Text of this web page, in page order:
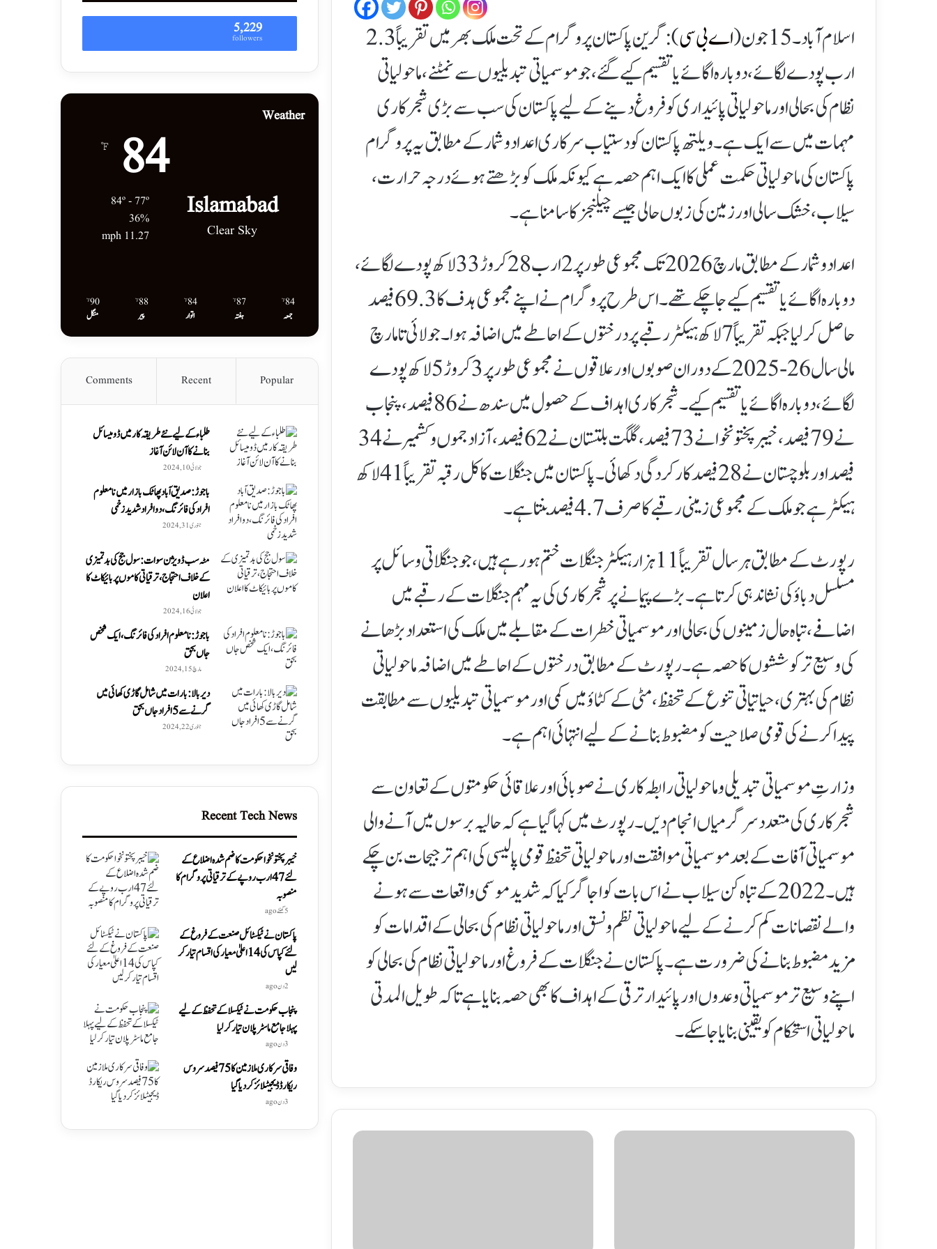
اسلام آباد۔15جون ( اے بی سی
):گرین پاکستان پروگرام کے تحت ملک بھر میں تقریباً 2.3
ارب پودے لگائے، دوبارہ اگائے یا تقسیم کیے گئے، جو موسمیاتی تبدیلیوں سے نمٹنے، ماحولیاتی
نظام کی بحالی اور ماحولیاتی پائیداری کو فروغ دینے کے لیے پاکستان کی سب سے بڑی شجرکاری
مہمات میں سے ایک ہے۔ویلتھ پاکستان کو دستیاب سرکاری اعداد و شمار کے مطابق یہ پروگرام
پاکستان کی ماحولیاتی حکمت عملی کا ایک اہم حصہ ہے کیونکہ ملک کو بڑھتے ہوئے درجہ حرارت،
سیلاب، خشک سالی اور زمین کی زبوں حالی جیسے چیلنجز کا سامنا ہے۔
اعداد و شمار کے مطابق مارچ 2026 تک مجموعی طور پر 2 ارب 28 کروڑ 33 لاکھ پودے لگائے،
دوبارہ اگائے یا تقسیم کیے جا چکے تھے۔ اس طرح پروگرام نے اپنے مجموعی ہدف کا 69.3 فیصد
حاصل کر لیا جبکہ تقریباً 7 لاکھ ہیکٹر رقبے پر درختوں کے احاطے میں اضافہ ہوا۔جولائی تا مارچ
مالی سال 26-2025 کے دوران صوبوں اور علاقوں نے مجموعی طور پر 3 کروڑ 5 لاکھ پودے
لگائے، دوبارہ اگائے یا تقسیم کیے۔ شجرکاری اہداف کے حصول میں سندھ نے 86 فیصد، پنجاب
نے 79 فیصد، خیبر پختونخوا نے 73 فیصد، گلگت بلتستان نے 62 فیصد، آزاد جموں و کشمیر نے 34
فیصد اور بلوچستان نے 28 فیصد کارکردگی دکھائی۔پاکستان میں جنگلات کا کل رقبہ تقریباً 41 لاکھ
ہیکٹر ہے جو ملک کے مجموعی زمینی رقبے کا صرف 4.7 فیصد بنتا ہے۔
رپورٹ کے مطابق ہر سال تقریباً 11 ہزار ہیکٹر جنگلات ختم ہو رہے ہیں، جو جنگلاتی وسائل پر
مسلسل دباؤ کی نشاندہی کرتا ہے۔بڑے پیمانے پر شجرکاری کی یہ مہم جنگلات کے رقبے میں
اضافے، تباہ حال زمینوں کی بحالی اور موسمیاتی خطرات کے مقابلے میں ملک کی استعداد بڑھانے
کی وسیع تر کوششوں کا حصہ ہے۔رپورٹ کے مطابق درختوں کے احاطے میں اضافہ ماحولیاتی
نظام کی بہتری، حیاتیاتی تنوع کے تحفظ، مٹی کے کٹاؤ میں کمی اور موسمیاتی تبدیلیوں سے مطابقت
پیدا کرنے کی قومی صلاحیت کو مضبوط بنانے کے لیے انتہائی اہم ہے۔
وزارتِ موسمیاتی تبدیلی و ماحولیاتی رابطہ کاری نے صوبائی اور علاقائی حکومتوں کے تعاون سے
شجرکاری کی متعدد سرگرمیاں انجام دیں۔رپورٹ میں کہا گیا ہے کہ حالیہ برسوں میں آنے والی
موسمیاتی آفات کے بعد موسمیاتی موافقت اور ماحولیاتی تحفظ قومی پالیسی کی اہم ترجیحات بن چکے
ہیں۔ 2022 کے تباہ کن سیلاب نے اس بات کو اجاگر کیا کہ شدید موسمی واقعات سے ہونے
والے نقصانات کم کرنے کے لیے ماحولیاتی نظم و نسق اور ماحولیاتی نظام کی بحالی کے اقدامات کو
مزید مضبوط بنانے کی ضرورت ہے۔پاکستان نے جنگلات کے فروغ اور ماحولیاتی نظام کی بحالی کو
اپنے وسیع تر موسمیاتی وعدوں اور پائیدار ترقی کے اہداف کا بھی حصہ بنایا ہے تاکہ طویل المدتی
ماحولیاتی استحکام کو یقینی بنایا جا سکے۔
5,229
followers
Weather
Islamabad
Clear Sky
84
℉
84º - 77º
36%
11.27 mph
84
℉
جمعہ
87
℉
ہفتہ
84
℉
اتوار
88
℉
پیر
90
℉
منگل
Popular
Recent
Comments
طلباء کے لیے نئے طریقہ کار میں ڈومیسائل
بنانے کا آن لائن آغاز
جولائی 10, 2024
باجوڑ: صدیق اۤباد پھاٹک بازار میں نامعلوم
افراد کی فائرنگ، دو افراد شدید زخمی
جنوری 31, 2024
مٹہ سب ڈویژن سوات: سول جج کی بدتمیزی
کے خلاف احتجاج، ترقیاتی کاموں پر بائیکاٹ کا
اعلان
جولائی 16, 2024
باجوڑ: نامعلوم افراد کی فائرنگ، ایک شخص
جاں بحق
مارچ 15, 2024
دیربالا: بارات میں شامل گاڑی کھائی میں
گرنے سے 5 افراد جاں بحق
جنوری 22, 2024
Recent Tech News
خیبرپختونخوا حکومت کا ضم شدہ اضلاع کے
لئے 47 ارب روپے کے ترقیاتی پروگرام کا
منصوبہ
5 گھنٹے ago
پاکستان نے ٹیکسٹائل صنعت کے فروغ کے
لئے کپاس کی 14 اعلیٰ معیار کی اقسام تیار کر
لیں
2 دن ago
پنجاب حکومت نے ٹیکسلا کے تحفظ کے لیے
پہلا جامع ماسٹر پلان تیار کر لیا
3 دن ago
وفاقی سرکاری ملازمین کا 75 فیصد سروس
ریکارڈ ڈیجیٹلائز کر دیا گیا
3 دن ago